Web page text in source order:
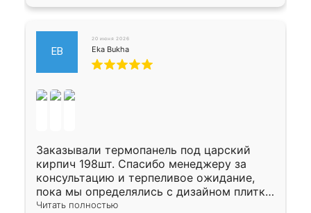
EB
20 июня 2026
Eka Bukha
Заказывали термопанель под царский
кирпич 198шт. Спасибо менеджеру за
консультацию и терпеливое ожидание,
пока мы определялись с дизайном плитки.
Исполнен заказ в срок, спасибо
Читать полностью